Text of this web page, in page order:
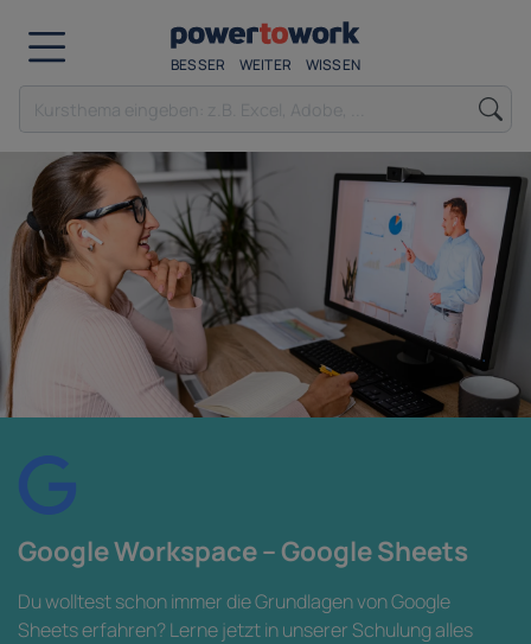
BESSER WEITER WISSEN
Google Workspace – Google Sheets
Du wolltest schon immer die Grundlagen von Google
Sheets erfahren? Lerne jetzt in unserer Schulung alles